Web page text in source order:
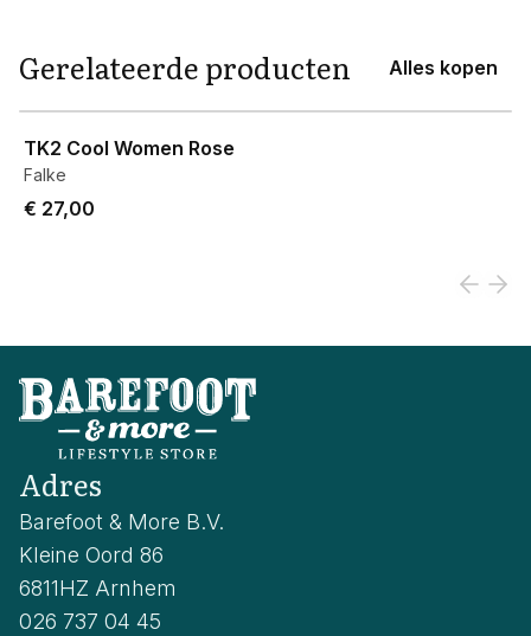
Gerelateerde producten Alles kopen
TK2 Cool Women Rose
Falke
€ 27,00
Adres
Barefoot & More B.V.
Kleine Oord 86
6811HZ Arnhem
026 737 04 45